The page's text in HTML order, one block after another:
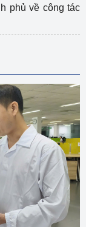
phủ về công tác